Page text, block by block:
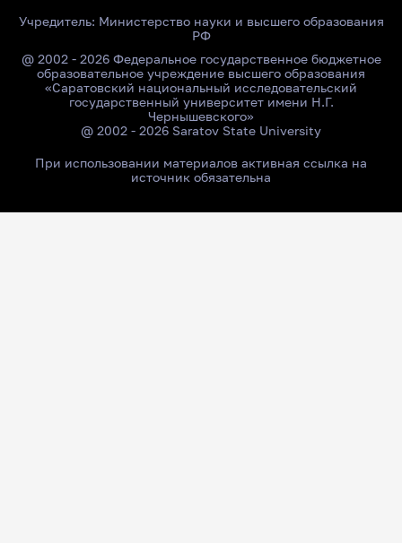
Учредитель: Министерство науки и высшего образования
РФ
@ 2002 - 2026 Федеральное государственное бюджетное
образовательное учреждение высшего образования
«Саратовский национальный исследовательский
государственный университет имени Н.Г.
Чернышевского»
@ 2002 - 2026 Saratov State University
При использовании материалов активная ссылка на
источник обязательна